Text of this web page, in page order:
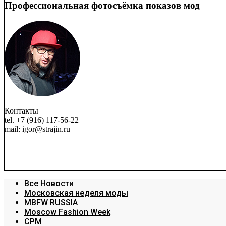
Профессиональная фотосъёмка показов мод
Контакты
tel. +7 (916) 117-56-22
mail: igor@strajin.ru
Все Новости
Московская неделя моды
MBFW RUSSIA
Moscow Fashion Week
CPM